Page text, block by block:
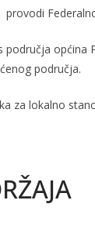
provodi
područja
područja.
za lokalno